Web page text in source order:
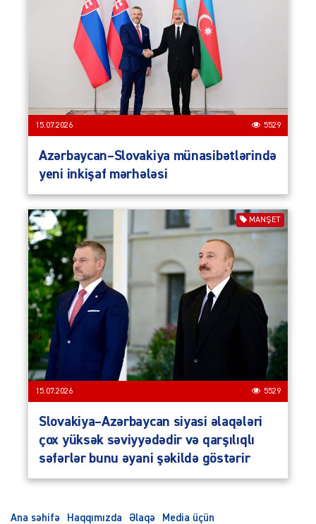
15.07.2026 5529
Azərbaycan–Slovakiya münasibətlərində
yeni inkişaf mərhələsi
MANŞET
15.07.2026 5529
Slovakiya–Azərbaycan siyasi əlaqələri
çox yüksək səviyyədədir və qarşılıqlı
səfərlər bunu əyani şəkildə göstərir
Ana səhifə Haqqımızda Əlaqə Media üçün